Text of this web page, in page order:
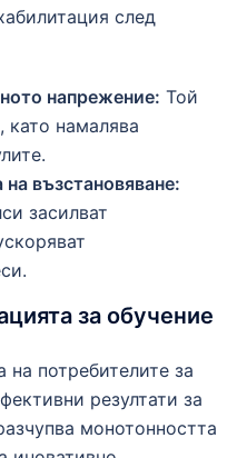
след
напрежение: Той
като намалява
възстановяване:
засилват
за обучение
потребителите за
резултати за
монотонността